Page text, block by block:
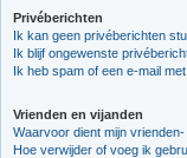
Privéberichten
Ik kan geen privéberichten
Ik blijf ongewenste
Ik heb spam of een e-mail
Vrienden en vijanden
Waarvoor dient mijn
Hoe verwijder of voeg ik